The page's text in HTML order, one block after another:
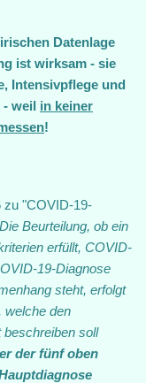
Datenlage
ist wirksam - sie
Intensivpflege und
weil in keiner
!
"COVID‐19‐
Die Beurteilung, ob ein
erfüllt, COVID‐
steht, erfolgt
welche den
beschreiben soll
der fünf oben